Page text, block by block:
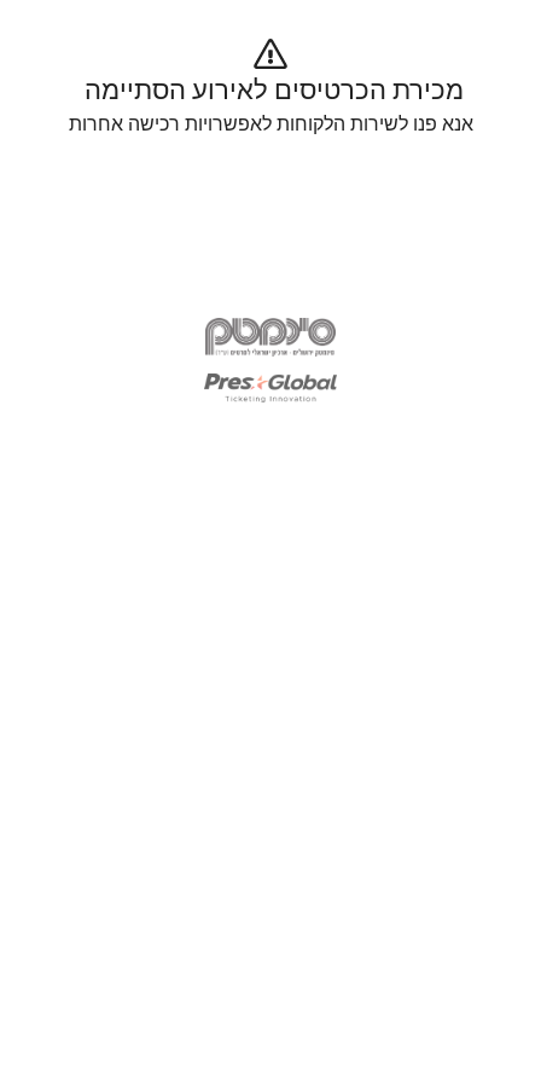
מכירת הכרטיסים לאירוע הסתיימה
אנא פנו לשירות הלקוחות לאפשרויות רכישה אחרות